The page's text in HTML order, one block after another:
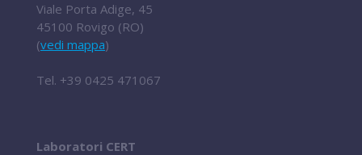
Viale Porta Adige, 45
45100 Rovigo (RO)
(vedi mappa)
Tel. +39 0425 471067
Laboratori CERT